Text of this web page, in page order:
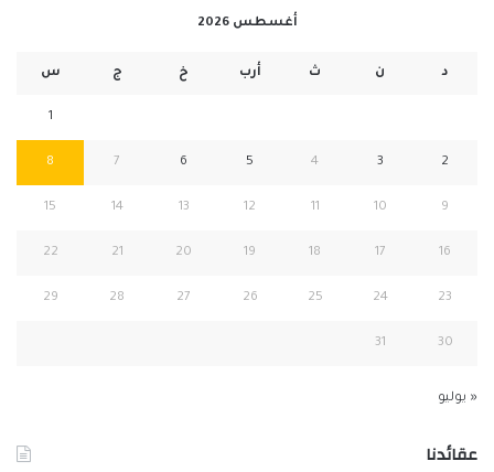
أغسطس 2026
د ن ث أرب خ ج س
1
2
3
4
5
6
7
8
9
10
11
12
13
14
15
16
17
18
19
20
21
22
23
24
25
26
27
28
29
30
31
« يوليو
عقائدنا